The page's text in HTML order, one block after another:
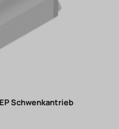
Schwenkantrieb